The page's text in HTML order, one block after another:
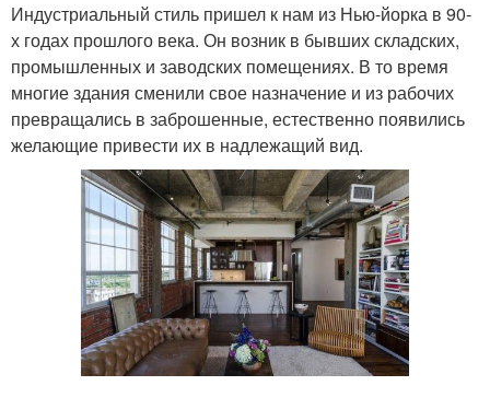
Индустриальный стиль пришел к нам из Нью-йорка в 90-
х годах прошлого века. Он возник в бывших складских,
промышленных и заводских помещениях. В то время
многие здания сменили свое назначение и из рабочих
превращались в заброшенные, естественно появились
желающие привести их в надлежащий вид.